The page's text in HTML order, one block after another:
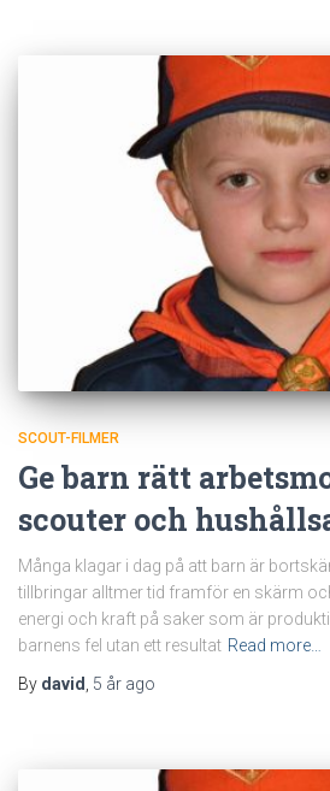
SCOUT-FILMER
Ge barn rätt
scouter och
Många klagar i dag på att barn är
tillbringar alltmer tid framför en skärm
energi och kraft på saker som är
barnens fel utan ett resultat Read more…
By david 5 år ago